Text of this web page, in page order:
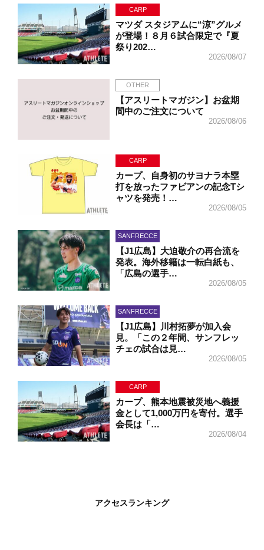
CARP
マツダ スタジアムに“涼”グルメ
が登場！８月６試合限定で『夏
祭り202…
2026/08/07
OTHER
【アスリートマガジン】お盆期
間中のご注文について
2026/08/06
CARP
カープ、自身初のサヨナラ本塁
打を放ったファビアンの記念Tシ
ャツを発売！…
2026/08/05
SANFRECCE
【J1広島】大迫敬介の再合流を
発表。海外移籍は一転白紙も、
「広島の選手…
2026/08/05
SANFRECCE
【J1広島】川村拓夢が加入会
見。「この２年間、サンフレッ
チェの試合は見…
2026/08/05
CARP
カープ、熊本地震被災地へ義援
金として1,000万円を寄付。選手
会長は「…
2026/08/04
アクセスランキング